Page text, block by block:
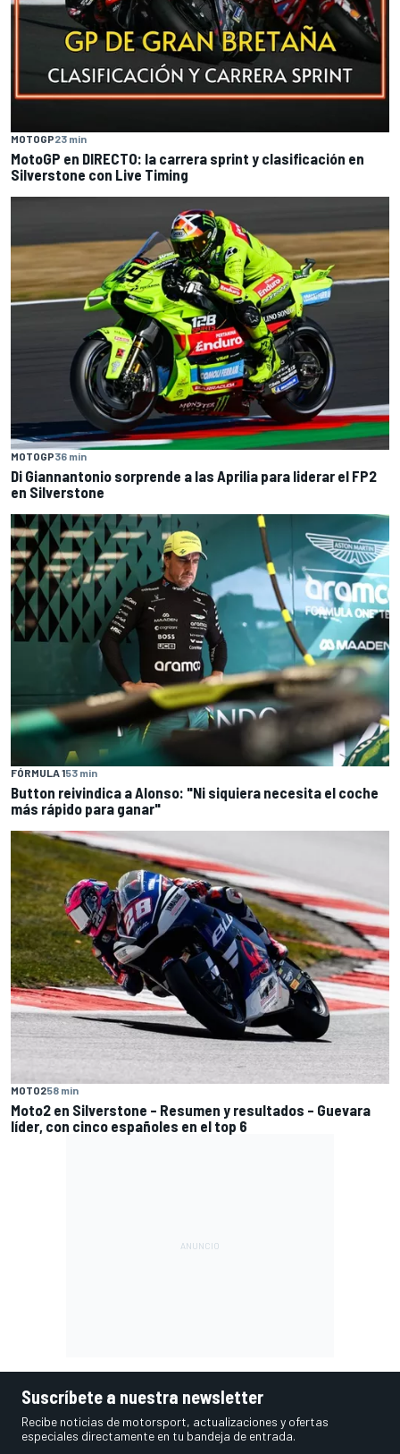
MOTOGP23 min
MotoGP en DIRECTO: la carrera sprint y clasificación en
Silverstone con Live Timing
MOTOGP36 min
Di Giannantonio sorprende a las Aprilia para liderar el FP2
en Silverstone
FÓRMULA 153 min
Button reivindica a Alonso: "Ni siquiera necesita el coche
más rápido para ganar"
MOTO258 min
Moto2 en Silverstone – Resumen y resultados – Guevara
líder, con cinco españoles en el top 6
Suscríbete a nuestra newsletter
Recibe noticias de motorsport, actualizaciones y ofertas
especiales directamente en tu bandeja de entrada.